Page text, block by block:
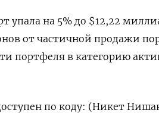
упала на 5% до $12,22
от частичной продажи
портфеля в категорию
по коду: (Никет